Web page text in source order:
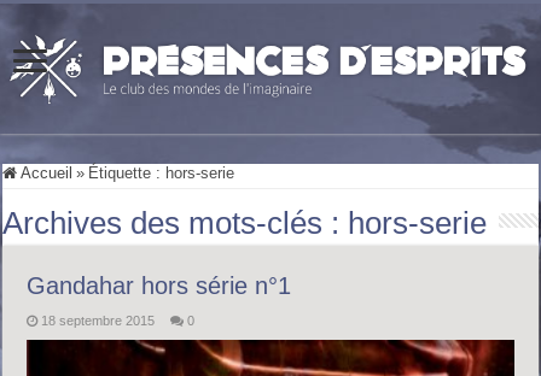
Accueil » Étiquette : hors-serie
Archives des mots-clés : hors-serie
Gandahar hors série n°1
18 septembre 2015 0